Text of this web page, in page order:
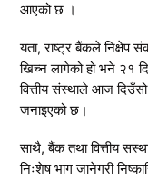
आएको छ ।
यता, राष्ट्र बैंकले
खिच्न लागेको हो भने २१
वित्तीय संस्थाले आज
जनाइएको छ।
साथै, बैंक तथा वित्तीय
निःशेष भाग जानेगरी